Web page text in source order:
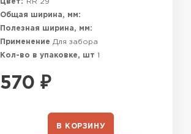
Цвет:
RR 29
Общая ширина, мм:
Полезная ширина, мм:
Применение Для забора
Кол-во в упаковке, шт 1
570 ₽
В КОРЗИНУ